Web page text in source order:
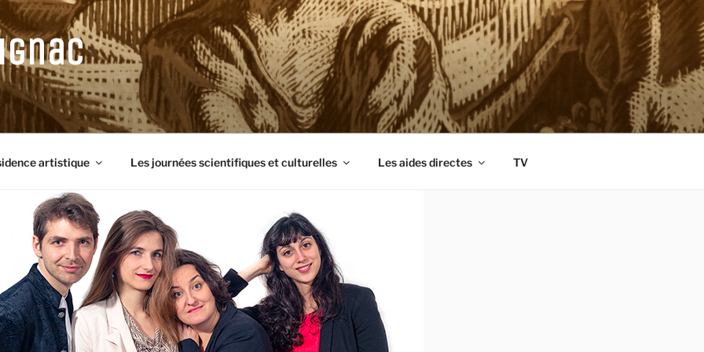
artistique Les journées scientifiques et culturelles Les aides directes TV